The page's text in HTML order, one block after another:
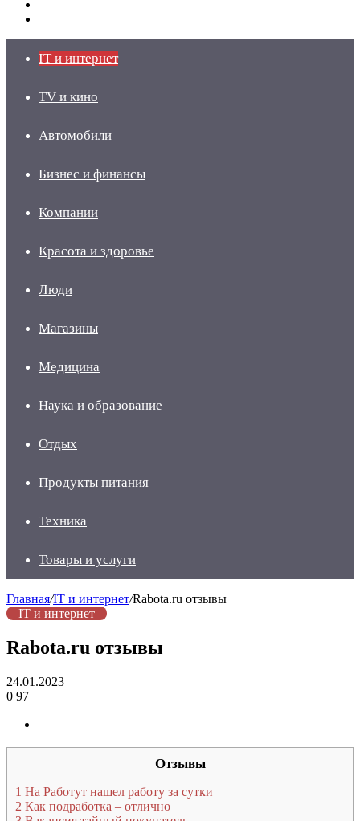
IT и интернет
TV и кино
Автомобили
Бизнес и финансы
Компании
Красота и здоровье
Люди
Магазины
Медицина
Наука и образование
Отдых
Продукты питания
Техника
Товары и услуги
Главная/IT и интернет/Rabota.ru отзывы
IT и интернет
Rabota.ru отзывы
24.01.2023
0 97
Отзывы
1 На Работут нашел работу за сутки
2 Как подработка – отлично